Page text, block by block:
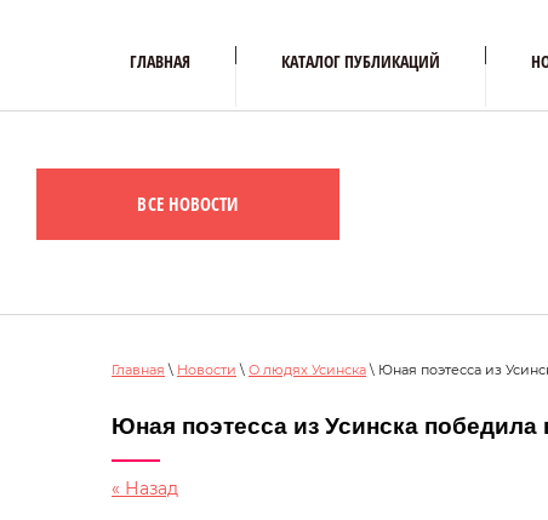
ГЛАВНАЯ КАТАЛОГ ПУБЛИКАЦИЙ
ВСЕ НОВОСТИ
Главная \ Новости \ О людях Усинска \ Юная поэтесса из
Юная поэтесса из Усинска
« Назад